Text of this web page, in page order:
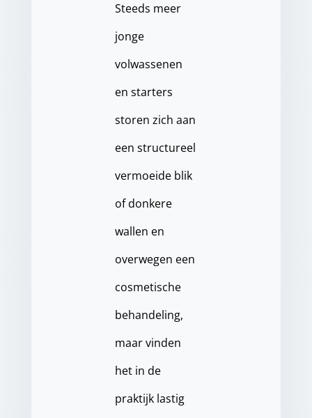
Steeds meer
jonge
volwassenen
en starters
storen zich aan
een structureel
vermoeide blik
of donkere
wallen en
overwegen een
cosmetische
behandeling,
maar vinden
het in de
praktijk lastig